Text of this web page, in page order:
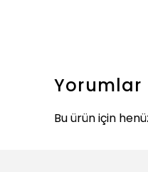
Yorumlar
Bu ürün için